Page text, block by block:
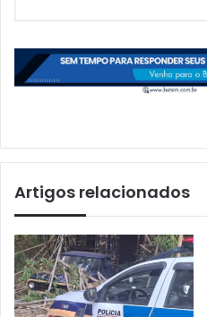
Artigos relacionados